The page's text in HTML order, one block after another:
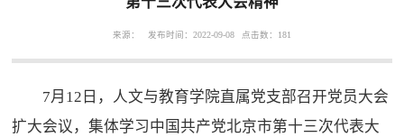
来源： 发布时间：2022-09-08 点击数： 181
7月12日，人文与教育学院直属党支部召开党员大会
扩大会议，集体学习中国共产党北京市第十三次代表大